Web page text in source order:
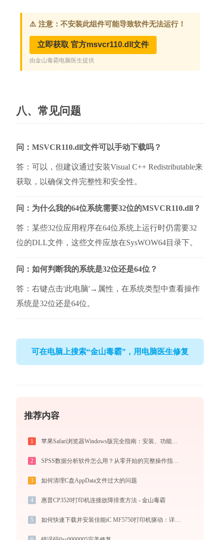
八、常见问题
问：MSVCR110.dll文件可以手动下载吗？
答：可以，但建议通过安装Visual C++ Redistributable来
获取，以确保文件完整性和安全性。
问：为什么我的64位系统需要32位的MSVCR110.dll？
答：某些32位应用程序在64位系统上运行时仍需要32
位的DLL文件，这些文件应放在SysWOW64目录下。
问：如何判断我的系统是32位还是64位？
答：右键点击'此电脑'→属性，在系统类型中查看操作
系统是32位还是64位。
可在电脑上搜索“金山毒霸”，用电脑医生修复
推荐内容
1 苹果Safari浏览器Windows版完全指南：安装、功能与进阶使用技巧全攻略（2026最新）
2 SPSS数据分析软件怎么用？从零开始的完整操作指南（附实战案例）
3 如何清理C盘AppData文件过大的问题
4 惠普CP3520打印机连接故障排查方法 - 金山毒霸
5 如何快速下载并安装佳能iC MF5750打印机驱动：详细步骤解析